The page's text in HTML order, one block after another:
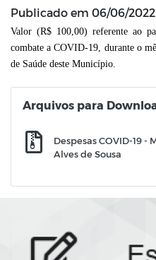
Publicado em 06/06/2022
Valor (R$ 100,00) referente ao
combate a COVID-19, durante o
de Saúde deste Município.
Arquivos para
Despesas COVID-19 -
Alves de Sousa